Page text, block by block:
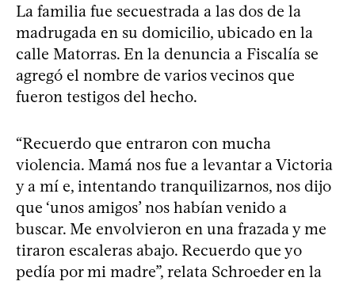
La familia fue secuestrada a las dos de la
madrugada en su domicilio, ubicado en la
calle Matorras. En la denuncia a Fiscalía se
agregó el nombre de varios vecinos que
fueron testigos del hecho.
“Recuerdo que entraron con mucha
violencia. Mamá nos fue a levantar a Victoria
y a mí e, intentando tranquilizarnos, nos dijo
que ‘unos amigos’ nos habían venido a
buscar. Me envolvieron en una frazada y me
tiraron escaleras abajo. Recuerdo que yo
pedía por mi madre”, relata Schroeder en la